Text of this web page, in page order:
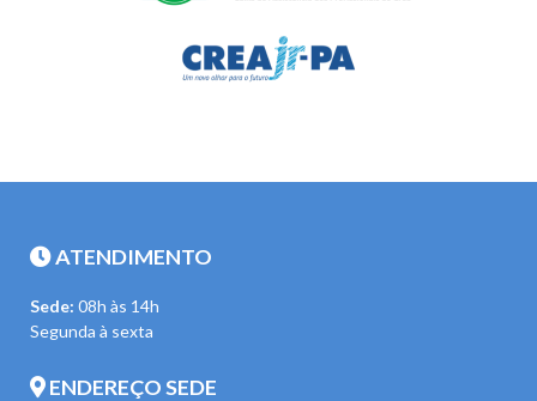
ATENDIMENTO
Sede: 08h às 14h
Segunda à sexta
ENDEREÇO SEDE